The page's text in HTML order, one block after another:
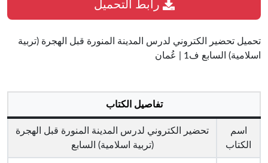
تحميل تحضير الكتروني لدرس المدينة المنورة قبل الهجرة (تربية
اسلامية) السابع ف1 | عُمان
تفاصيل الكتاب
اسم
الكتاب
تحضير الكتروني لدرس المدينة المنورة قبل الهجرة
(تربية اسلامية) السابع